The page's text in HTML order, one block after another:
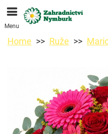
Objednávky prijímame
Najskorší možný termín
Menu
Home Ruže